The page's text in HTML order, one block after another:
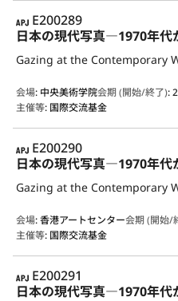
APJ
E200289
日本の現代写真―1970年代
会場: 中央美術学院会期 (開始/終了):
主催等: 国際交流基金
APJ
E200290
日本の現代写真―1970年代
会場:香港アートセンター会期 (開始/
主催等: 国際交流基金
APJ
E200291
日本の現代写真―1970年代